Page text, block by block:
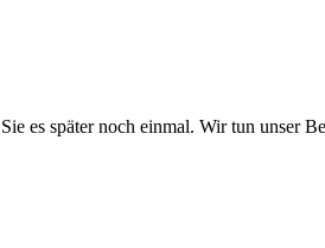
es später noch einmal. Wir tun unser